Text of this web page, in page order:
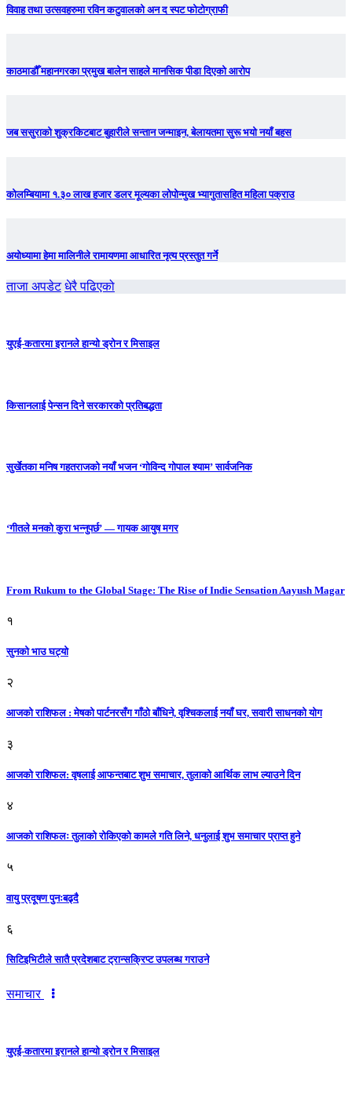
विवाह तथा उत्सवहरुमा रविन कटुवालको अन द स्पट फोटोग्राफी
काठमाडौँ महानगरका प्रमुख बालेन साहले मानसिक पीडा दिएको आरोप
जब ससुराको शुक्रकिटबाट बुहारीले सन्तान जन्माइन, बेलायतमा सुरू भयो नयाँ बहस
कोलम्बियामा १.३० लाख हजार डलर मूल्यका लोपोन्मुख भ्यागुतासहित महिला पक्राउ
अयोध्यामा हेमा मालिनीले रामायणमा आधारित नृत्य प्रस्तुत गर्ने
ताजा अपडेट धेरै पढिएको
युएई-कतारमा इरानले हान्यो ड्रोन र मिसाइल
किसानलाई पेन्सन दिने सरकारको प्रतिबद्धता
सुर्खेतका मनिष गहतराजको नयाँ भजन ‘गोविन्द गोपाल श्याम’ सार्वजनिक
‘गीतले मनको कुरा भन्नुपर्छ’ — गायक आयुष मगर
From Rukum to the Global Stage: The Rise of Indie Sensation Aayush Magar
१
सुनको भाउ घट्याे
२
आजको राशिफल : मेषको पार्टनरसँग गाँठो बाँधिने, वृश्चिकलाई नयाँ घर, सवारी साधनकाे याेग
३
आजकाे राशिफल: वृषलाई आफन्तबाट शुभ समाचार, तुलाकाे आर्थिक लाभ ल्याउने दिन
४
आजको राशिफलः तुलाकाे रोकिएको कामले गति लिने, धनुलाई शुभ समाचार प्राप्त हुने
५
वायु प्रदूषण पुनःबढ्दै
६
सिटिइभिटीले सातै प्रदेशबाट ट्रान्सक्रिप्ट उपलब्ध गराउने
समाचार
युएई-कतारमा इरानले हान्यो ड्रोन र मिसाइल